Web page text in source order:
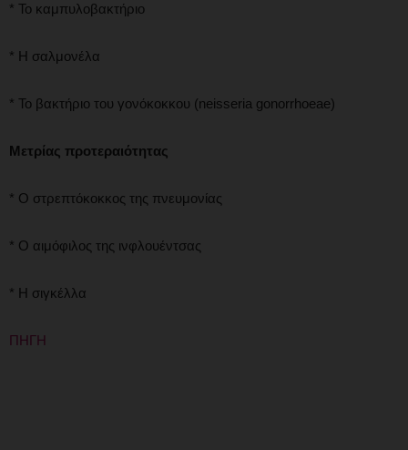
* Το καμπυλοβακτήριο
* Η σαλμονέλα
* Το βακτήριο του γονόκοκκου (neisseria gonorrhoeae)
Μετρίας προτεραιότητας
* Ο στρεπτόκοκκος της πνευμονίας
* Ο αιμόφιλος της ινφλουέντσας
* Η σιγκέλλα
ΠΗΓΗ